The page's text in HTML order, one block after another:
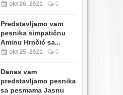
okt 26, 2021 0
Predstavljamo vam
pesnika simpatičnu
Aminu Hrnčić sa...
okt 25, 2021 0
Danas vam
predstavljamo pesnika
sa pesmama Jasnu